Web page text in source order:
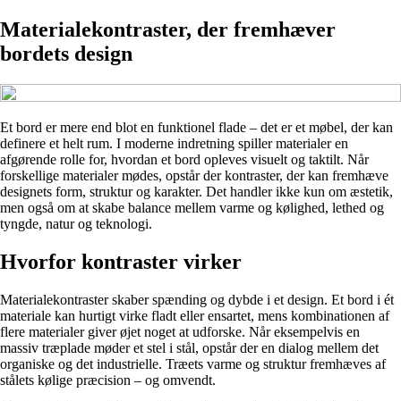
Materialekontraster, der fremhæver
bordets design
Et bord er mere end blot en funktionel flade – det er et møbel, der kan
definere et helt rum. I moderne indretning spiller materialer en
afgørende rolle for, hvordan et bord opleves visuelt og taktilt. Når
forskellige materialer mødes, opstår der kontraster, der kan fremhæve
designets form, struktur og karakter. Det handler ikke kun om æstetik,
men også om at skabe balance mellem varme og kølighed, lethed og
tyngde, natur og teknologi.
Hvorfor kontraster virker
Materialekontraster skaber spænding og dybde i et design. Et bord i ét
materiale kan hurtigt virke fladt eller ensartet, mens kombinationen af
flere materialer giver øjet noget at udforske. Når eksempelvis en
massiv træplade møder et stel i stål, opstår der en dialog mellem det
organiske og det industrielle. Træets varme og struktur fremhæves af
stålets kølige præcision – og omvendt.